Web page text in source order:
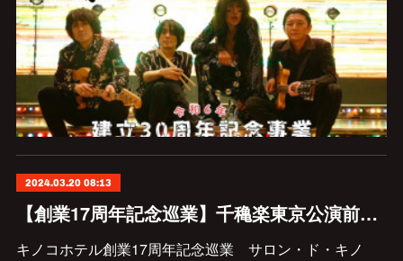
2024.03.20 08:13
【創業17周年記念巡業】千穐楽東京公演前売り情報解禁しました
キノコホテル創業17周年記念巡業 サロン・ド・キノ